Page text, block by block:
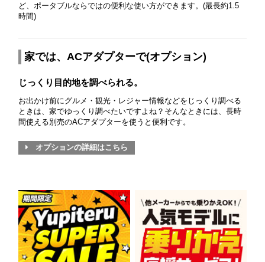
ど、ポータブルならではの便利な使い方ができます。(最長約1.5
時間)
家では、ACアダプターで(オプション)
じっくり目的地を調べられる。
お出かけ前にグルメ・観光・レジャー情報などをじっくり調べる
ときは、家でゆっくり調べたいですよね？そんなときには、長時
間使える別売のACアダプターを使うと便利です。
オプションの詳細はこちら